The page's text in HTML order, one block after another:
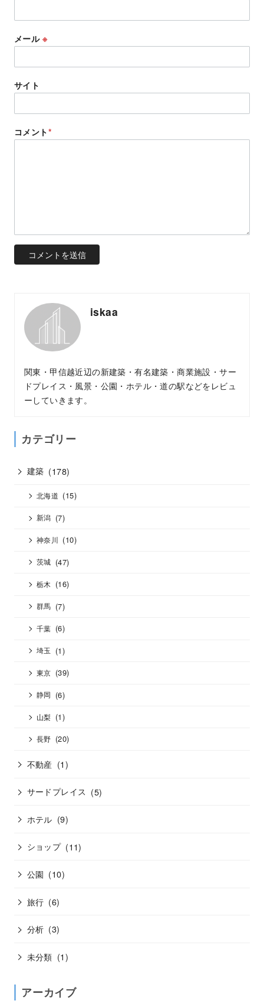
メール ※
サイト
コメント*
iskaa
関東・甲信越近辺の新建築・有名建築・商業施設・サー
ドプレイス・風景・公園・ホテル・道の駅などをレビュ
ーしていきます。
カテゴリー
建築 (178)
北海道 (15)
新潟 (7)
神奈川 (10)
茨城 (47)
栃木 (16)
群馬 (7)
千葉 (6)
埼玉 (1)
東京 (39)
静岡 (6)
山梨 (1)
長野 (20)
不動産 (1)
サードプレイス (5)
ホテル (9)
ショップ (11)
公園 (10)
旅行 (6)
分析 (3)
未分類 (1)
アーカイブ